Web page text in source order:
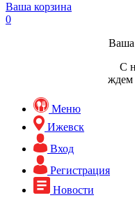
Ваша корзина
0
Ваша
С
ждем
Меню
Ижевск
Вход
Регистрация
Новости